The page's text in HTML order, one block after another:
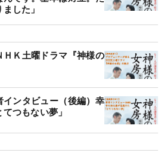
した」
Ｋ土曜ドラマ『神様の
ンタビュー（後編）幸
つもない夢」